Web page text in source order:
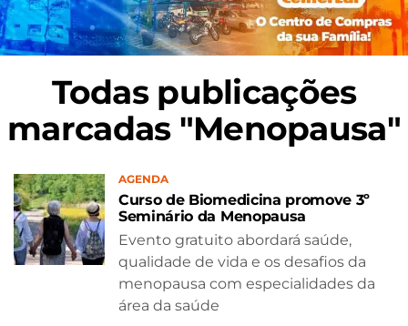
Todas publicações
marcadas "Menopausa"
AGENDA
Curso de Biomedicina promove 3º
Seminário da Menopausa
Evento gratuito abordará saúde,
qualidade de vida e os desafios da
menopausa com especialidades da
área da saúde